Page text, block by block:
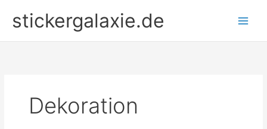
Inhaltstickergalaxie.de
Dekoration